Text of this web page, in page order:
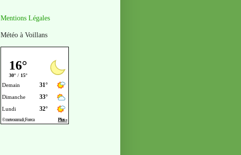
Mentions Légales
Météo à Voillans